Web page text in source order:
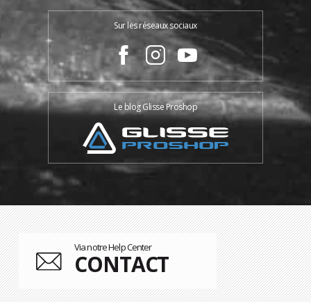
Sur les réseaux sociaux
Le blog Glisse Proshop
Via notre Help Center
CONTACT